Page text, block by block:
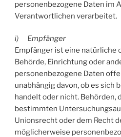
personenbezogene Daten im
Verantwortlichen verarbeitet.
i) Empfänger
Empfänger ist eine natürliche
Behörde, Einrichtung oder
personenbezogene Daten
unabhängig davon, ob es sich
handelt oder nicht. Behörden,
bestimmten
Unionsrecht oder dem Recht
möglicherweise